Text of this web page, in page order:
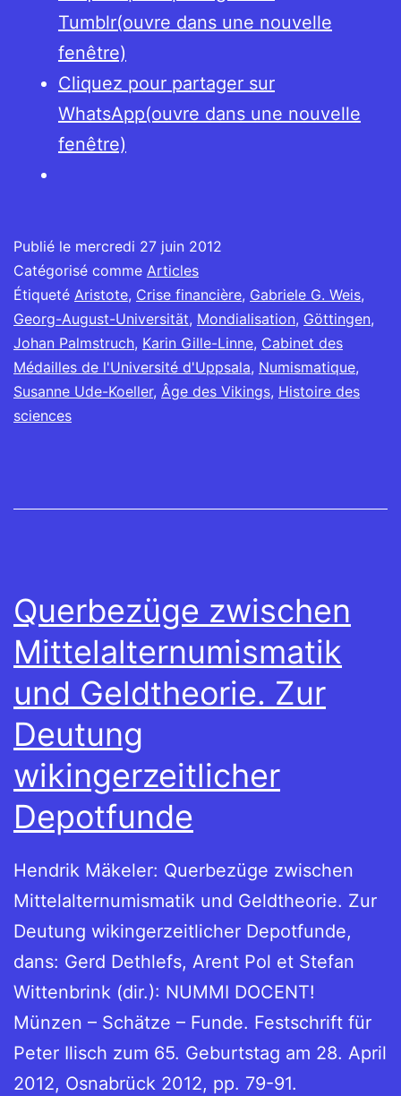
Tumblr(ouvre dans une nouvelle
fenêtre)
Cliquez pour partager sur
WhatsApp(ouvre dans une nouvelle
fenêtre)
Publié le mercredi 27 juin 2012
Catégorisé comme Articles
Étiqueté Aristote, Crise financière, Gabriele G. Weis,
Georg-August-Universität, Mondialisation, Göttingen,
Johan Palmstruch, Karin Gille-Linne, Cabinet des
Médailles de l'Université d'Uppsala, Numismatique,
Susanne Ude-Koeller, Âge des Vikings, Histoire des
sciences
Querbezüge zwischen
Mittelalternumismatik
und Geldtheorie. Zur
Deutung
wikingerzeitlicher
Depotfunde
Hendrik Mäkeler: Querbezüge zwischen
Mittelalternumismatik und Geldtheorie. Zur
Deutung wikingerzeitlicher Depotfunde,
dans: Gerd Dethlefs, Arent Pol et Stefan
Wittenbrink (dir.): NUMMI DOCENT!
Münzen – Schätze – Funde. Festschrift für
Peter Ilisch zum 65. Geburtstag am 28. April
2012, Osnabrück 2012, pp. 79-91.